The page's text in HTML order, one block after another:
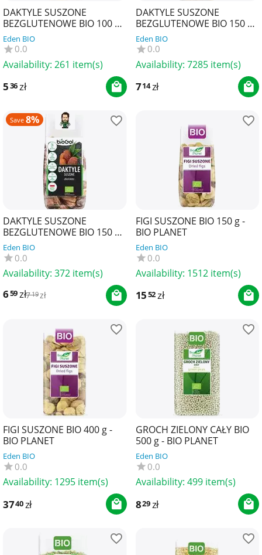
DAKTYLE SUSZONE
BEZGLUTENOWE BIO 100 g -
BIOMINKI
Eden BIO
0.0
Availability: 261 item(s)
536zł
DAKTYLE SUSZONE
BEZGLUTENOWE BIO 150 g -
BIO PLANET
Eden BIO
0.0
Availability: 7285 item(s)
714zł
Save 8%
DAKTYLE SUSZONE
BEZGLUTENOWE BIO 150 g -
BIOGOL
Eden BIO
0.0
Availability: 372 item(s)
659zł719zł
FIGI SUSZONE BIO 150 g -
BIO PLANET
Eden BIO
0.0
Availability: 1512 item(s)
1552zł
FIGI SUSZONE BIO 400 g -
BIO PLANET
Eden BIO
0.0
Availability: 1295 item(s)
3740 zł
GROCH ZIELONY CAŁY BIO
500 g - BIO PLANET
Eden BIO
0.0
Availability: 499 item(s)
829 zł